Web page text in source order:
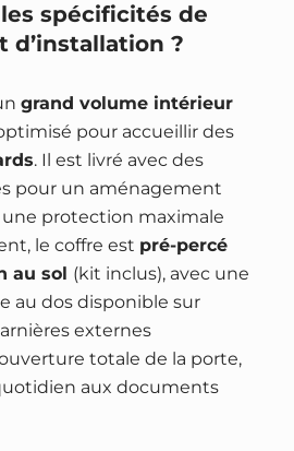
spécificités de
d’installation ?
grand volume intérieur
pour accueillir des
. Il est livré avec des
pour un aménagement
une protection maximale
le coffre est pré-percé
au sol (kit inclus), avec une
au dos disponible sur
externes
totale de la porte,
aux documents